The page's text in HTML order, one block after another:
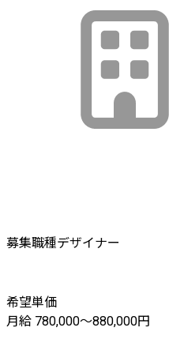
募集職種デザイナー
希望単価
月給 780,000〜880,000円